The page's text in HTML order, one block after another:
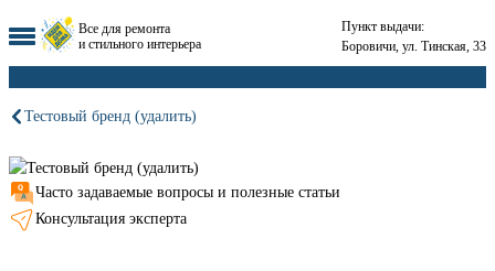
Все для ремонта
и стильного интерьера
Пункт выдачи:
Боровичи, ул. Тинская, 33
Тестовый бренд (удалить)
Часто задаваемые вопросы и полезные статьи
Консультация эксперта